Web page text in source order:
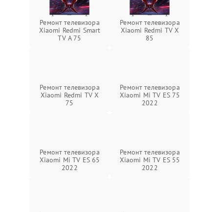
Ремонт телевизора
Xiaomi Redmi Smart
TV A 75
Ремонт телевизора
Xiaomi Redmi TV X
85
Ремонт телевизора
Xiaomi Redmi TV X
75
Ремонт телевизора
Xiaomi Mi TV ES 75
2022
Ремонт телевизора
Xiaomi Mi TV ES 65
2022
Ремонт телевизора
Xiaomi Mi TV ES 55
2022